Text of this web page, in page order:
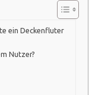
ein Deckenfluter
Nutzer?